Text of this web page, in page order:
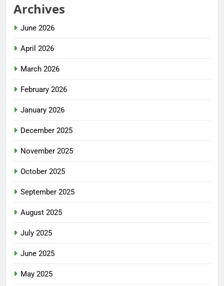
Archives
June 2026
April 2026
March 2026
February 2026
January 2026
December 2025
November 2025
October 2025
September 2025
August 2025
July 2025
June 2025
May 2025